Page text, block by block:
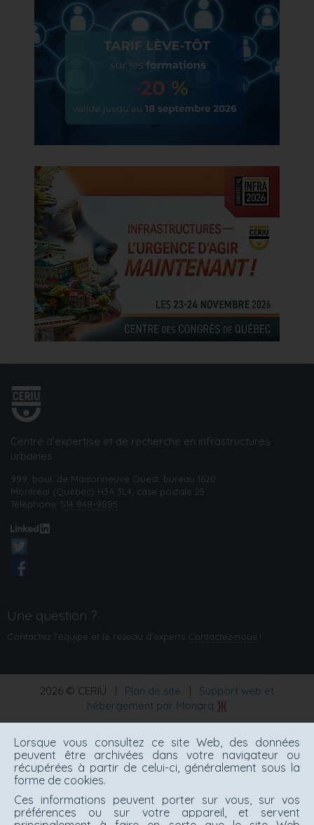
Centre d’expertise et de recherche en infrastructures
urbaines
999, boul. de Maisonneuve Ouest, bureau 1620
Montréal (Québec) H3A 3L4, case postale 25
Téléphone: 514 848-9885
Une question ?
Contactez l'équipe et le réseau d’experts Contactez‑nous !
2026 © CERIU | Plan de site |
Support web et
hébergement par Monarq
Lorsque vous consultez ce site Web, des données
peuvent être archivées dans votre navigateur ou
récupérées à partir de celui-ci, généralement sous la
forme de cookies.
Ces informations peuvent porter sur vous, sur vos
préférences ou sur votre appareil, et servent